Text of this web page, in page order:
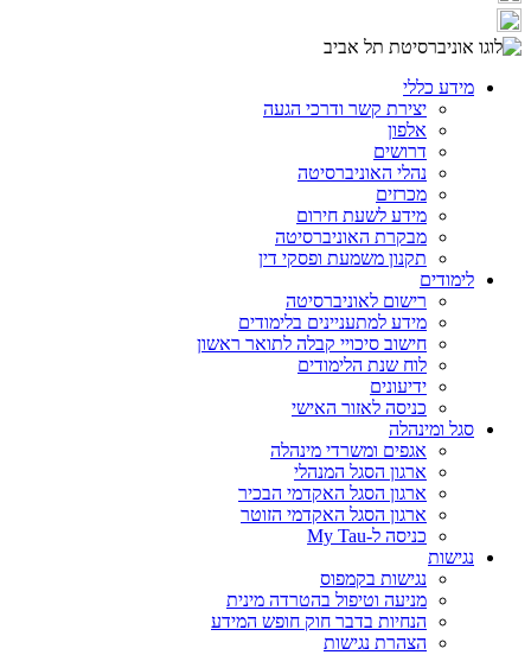
מידע כללי
יצירת קשר ודרכי הגעה
אלפון
דרושים
נהלי האוניברסיטה
מכרזים
מידע לשעת חירום
מבקרת האוניברסיטה
תקנון משמעת ופסקי דין
לימודים
רישום לאוניברסיטה
מידע למתעניינים בלימודים
חישוב סיכויי קבלה לתואר ראשון
לוח שנת הלימודים
ידיעונים
כניסה לאזור האישי
סגל ומינהלה
אגפים ומשרדי מינהלה
ארגון הסגל המנהלי
ארגון הסגל האקדמי הבכיר
ארגון הסגל האקדמי הזוטר
כניסה ל-My Tau
נגישות
נגישות בקמפוס
מניעה וטיפול בהטרדה מינית
הנחיות בדבר חוק חופש המידע
הצהרת נגישות